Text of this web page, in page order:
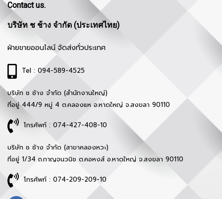
Contact us.
บริษัท ช ช้าง จำกัด (ประเทศไทย)
ฝ่ายขายออนไลน์ จัดส่งทั่วประเทศ
Tel : 094-589-4525
บริษัท ช ช้าง จำกัด (สำนักงานใหญ่)
ที่อยู่ 444/9 หมู่ 4 ต.คลองแห อ.หาดใหญ่ จ.สงขลา 90110
โทรศัพท์ : 074-427-408-10
บริษัท ช ช้าง จำกัด (สาขาคลองหวะ)
ที่อยู่ 1/34 ถ.กาญจนวนิช ต.คอหงส์ อ.หาดใหญ่ จ.สงขลา 90110
โทรศัพท์ : 074-209-209-10